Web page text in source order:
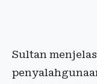
Sultan